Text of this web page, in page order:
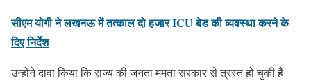
सीएम योगी ने लखनऊ में तत्काल दो हजार ICU बेड की व्यवस्था करने के
दिए निर्देश
उन्होंने दावा किया कि राज्य की जनता ममता सरकार से त्रस्त हो चुकी है